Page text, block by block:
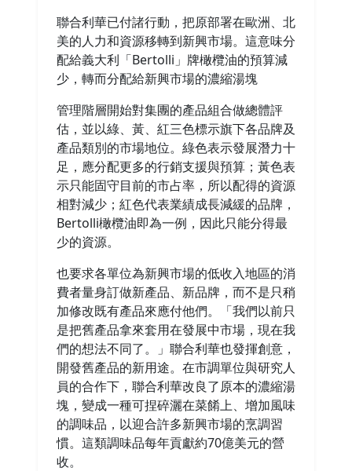
聯合利華已付諸行動，把原部署在歐洲、北
美的人力和資源移轉到新興市場。這意味分
配給義大利「Bertolli」牌橄欖油的預算減
少，轉而分配給新興市場的濃縮湯塊
管理階層開始對集團的產品組合做總體評
估，並以綠、黃、紅三色標示旗下各品牌及
產品類別的市場地位。綠色表示發展潛力十
足，應分配更多的行銷支援與預算；黃色表
示只能固守目前的市占率，所以配得的資源
相對減少；紅色代表業績成長減緩的品牌，
Bertolli橄欖油即為一例，因此只能分得最
少的資源。
也要求各單位為新興市場的低收入地區的消
費者量身訂做新產品、新品牌，而不是只稍
加修改既有產品來應付他們。「我們以前只
是把舊產品拿來套用在發展中市場，現在我
們的想法不同了。」聯合利華也發揮創意，
開發舊產品的新用途。在市調單位與研究人
員的合作下，聯合利華改良了原本的濃縮湯
塊，變成一種可捏碎灑在菜餚上、增加風味
的調味品，以迎合許多新興市場的烹調習
慣。這類調味品每年貢獻約70億美元的營
收。